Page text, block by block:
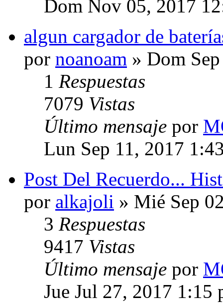
Dom Nov 05, 2017
algun cargador de
por noanoam » Dom
1 Respuestas
7079 Vistas
Último mensaje por
Lun Sep 11, 2017
Post Del Recuerdo...
por alkajoli » Mié Sep
3 Respuestas
9417 Vistas
Último mensaje por
Jue Jul 27, 2017 1:15